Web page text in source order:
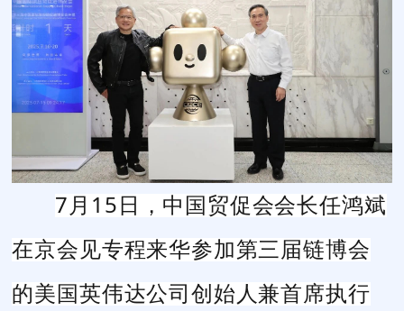
7月 1 5日，中国贸促会会长任鸿斌
在京会见专程来华参加第三届链博会
的美国英伟达公司创始人兼首席执行